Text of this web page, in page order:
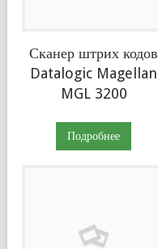
Сканер штрих кодов
Datalogic Magellan
MGL 3200
Подробнее